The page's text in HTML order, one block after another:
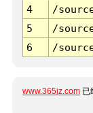
4
/
5
/
6
/
www.365jz.com 已